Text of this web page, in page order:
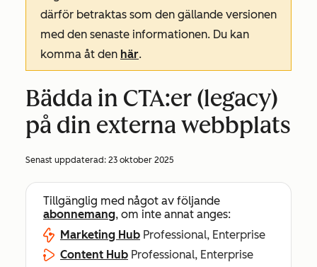
därför betraktas som den gällande versionen
med den senaste informationen. Du kan
komma åt den här.
Bädda in CTA:er (legacy)
på din externa webbplats
Senast uppdaterad: 23 oktober 2025
Tillgänglig med något av följande
abonnemang, om inte annat anges:
Marketing Hub Professional, Enterprise
Content Hub Professional, Enterprise